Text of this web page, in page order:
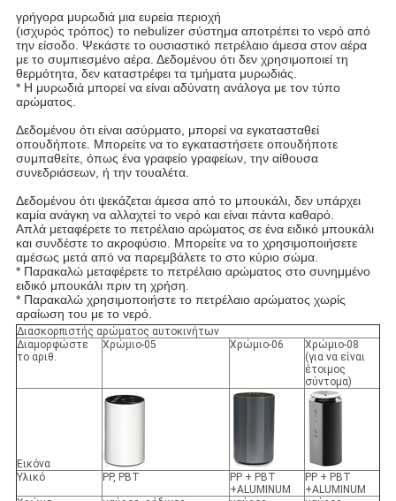
γρήγορα μυρωδιά μια ευρεία περιοχή
(ισχυρός τρόπος) το nebulizer σύστημα αποτρέπει το νερό από
την είσοδο. Ψεκάστε το ουσιαστικό πετρέλαιο άμεσα στον αέρα
με το συμπιεσμένο αέρα. Δεδομένου ότι δεν χρησιμοποιεί τη
θερμότητα, δεν καταστρέφει τα τμήματα μυρωδιάς.
* Η μυρωδιά μπορεί να είναι αδύνατη ανάλογα με τον τύπο
αρώματος.
Δεδομένου ότι είναι ασύρματο, μπορεί να εγκατασταθεί
οπουδήποτε. Μπορείτε να το εγκαταστήσετε οπουδήποτε
συμπαθείτε, όπως ένα γραφείο γραφείων, την αίθουσα
συνεδριάσεων, ή την τουαλέτα.
Δεδομένου ότι ψεκάζεται άμεσα από το μπουκάλι, δεν υπάρχει
καμία ανάγκη να αλλαχτεί το νερό και είναι πάντα καθαρό.
Απλά μεταφέρετε το πετρέλαιο αρώματος σε ένα ειδικό μπουκάλι
και συνδέστε το ακροφύσιο. Μπορείτε να το χρησιμοποιήσετε
αμέσως μετά από να παρεμβάλετε το στο κύριο σώμα.
* Παρακαλώ μεταφέρετε το πετρέλαιο αρώματος στο συνημμένο
ειδικό μπουκάλι πριν τη χρήση.
* Παρακαλώ χρησιμοποιήστε το πετρέλαιο αρώματος χωρίς
αραίωση του με το νερό.
Διασκορπιστής αρώματος αυτοκινήτων
Διαμορφώστε
το αριθ.
Χρώμιο-05 Χρώμιο-06
Χρώμιο-08
(για να είναι
έτοιμος
σύντομα)
Εικόνα
Υλικό
PP, PBT
PP + PBT
+ALUMINUM
PP + PBT
+ALUMINUM